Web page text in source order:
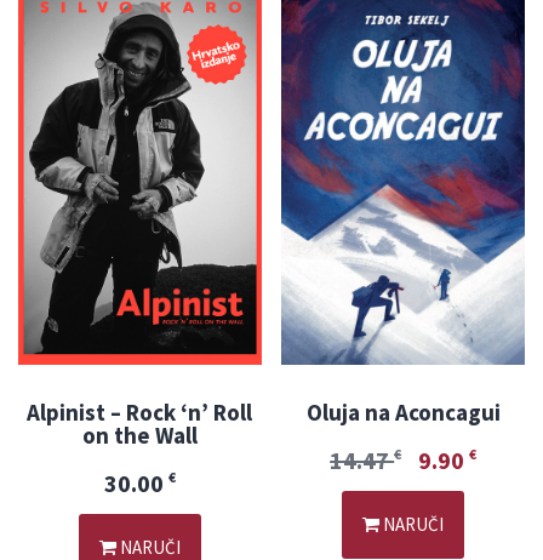
Alpinist – Rock ‘n’ Roll
on the Wall
30.00 €
NARUČI
Oluja na Aconcagui
14.47€ 9.90€
NARUČI